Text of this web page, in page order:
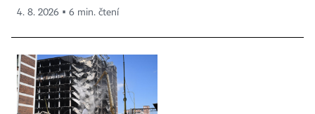
4. 8. 2026 ▪ 6 min. čtení